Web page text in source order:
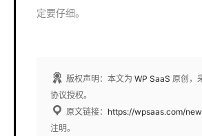
定要仔细。
版权声明：本文为 WP SaaS 原创，
协议授权。
原文链接： https://wpsaas.com/
注明。